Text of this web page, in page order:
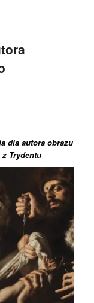
dla autora obrazu
Trydentu